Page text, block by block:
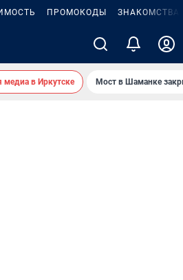
ПРОМОКОДЫ ЗНАКОМСТВА
медиа в Иркутске Мост в Шаманке